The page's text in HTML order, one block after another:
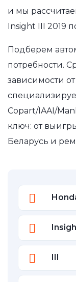
и мы
Insight III 2019
Подберем
потребности.
зависимости
Copart/IAAI/
ключ: от
Беларусь и
III